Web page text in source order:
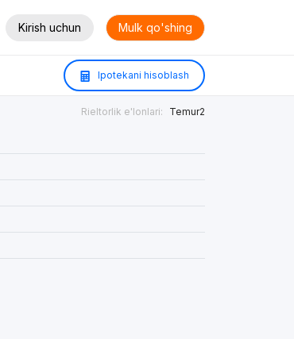
Kirish uchun Mulk qo'shing
Ipotekani hisoblash
Rieltorlik e'lonlari: Temur2